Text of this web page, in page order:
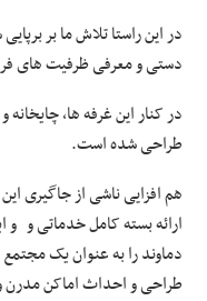
در این راستا تلاش ما بر
دستی و معرفی ظرفیت های
در کنار این غرفه ها،
طراحی شده است.
هم افزایی ناشی از جاگیری
ارائه بسته کامل خدماتی و و
دماوند را به عنوان یک
طراحی و احداث اماکن مدرن